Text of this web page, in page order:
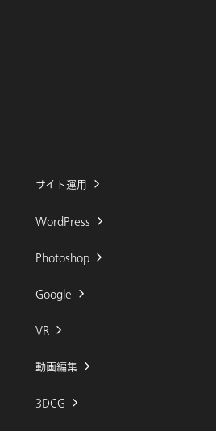
サイト運用
WordPress
Photoshop
Google
VR
動画編集
3DCG